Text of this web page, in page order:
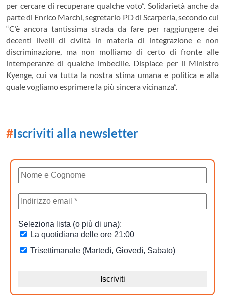
per cercare di recuperare qualche voto”. Solidarietà anche da
parte di Enrico Marchi, segretario PD di Scarperia, secondo cui
“C’è ancora tantissima strada da fare per raggiungere dei
decenti livelli di civiltà in materia di integrazione e non
discriminazione, ma non molliamo di certo di fronte alle
intemperanze di qualche imbecille. Dispiace per il Ministro
Kyenge, cui va tutta la nostra stima umana e politica e alla
quale vogliamo esprimere la più sincera vicinanza”.
#Iscriviti alla newsletter